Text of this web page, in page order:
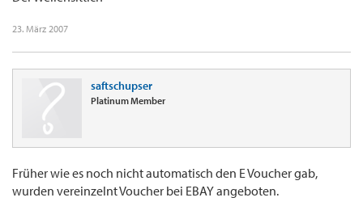
23. März 2007
saftschupser
Platinum Member
Früher wie es noch nicht automatisch den E Voucher gab,
wurden vereinzelnt Voucher bei EBAY angeboten.